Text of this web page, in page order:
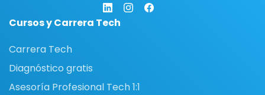
Cursos y Carrera Tech
Carrera Tech
Diagnóstico gratis
Asesoría Profesional Tech 1:1